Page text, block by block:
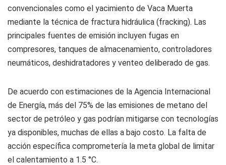
convencionales como el yacimiento de Vaca Muerta
mediante la técnica de fractura hidráulica (fracking). Las
principales fuentes de emisión incluyen fugas en
compresores, tanques de almacenamiento, controladores
neumáticos, deshidratadores y venteo deliberado de gas.
De acuerdo con estimaciones de la Agencia Internacional
de Energía, más del 75% de las emisiones de metano del
sector de petróleo y gas podrían mitigarse con tecnologías
ya disponibles, muchas de ellas a bajo costo. La falta de
acción específica comprometería la meta global de limitar
el calentamiento a 1.5 °C.